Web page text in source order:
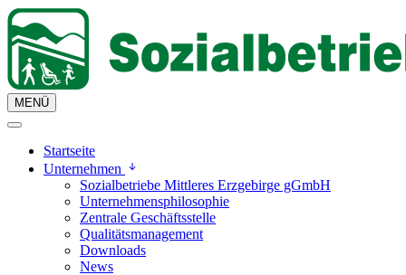
MENÜ
Startseite
Unternehmen
Sozialbetriebe Mittleres Erzgebirge gGmbH
Unternehmensphilosophie
Zentrale Geschäftsstelle
Qualitätsmanagement
Downloads
News